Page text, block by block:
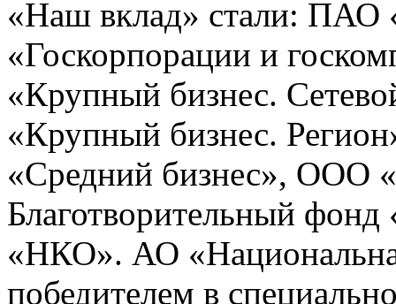
«Наш вклад» стали: ПАО
«Госкорпорации и
«Крупный бизнес.
«Крупный бизнес.
«Средний бизнес», ООО
Благотворительный
«НКО». АО
победителем в